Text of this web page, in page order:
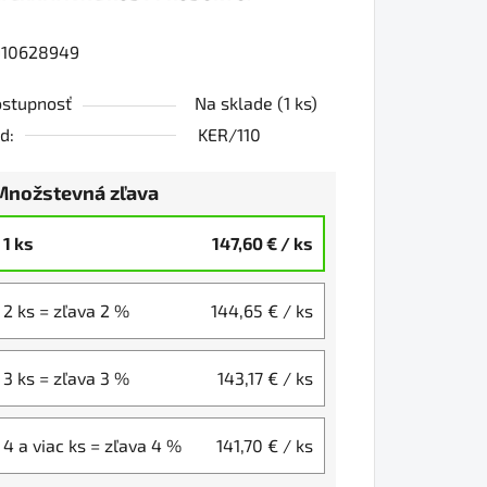
Na sklade (1 ks)
KER/110
zľava
1 ks 147,60 € / ks
2 ks = zľava 2 % 144,65 € / ks
3 ks = zľava 3 % 143,17 € / ks
4 a viac ks = zľava 4 % 141,70 € / ks